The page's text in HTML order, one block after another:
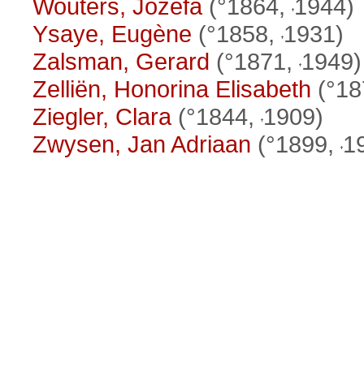
Wouters, Jozefa(°1864, 1944)
Ysaye, Eugène (°1858, 1931)
Zalsman, Gerard (°1871, 1949)
Zelliën, Honorina Elisabeth
Ziegler, Clara(°1844, 1909)
Zwysen, Jan Adriaan (°1899,